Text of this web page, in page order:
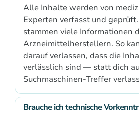
Alle Inhalte werden von
Experten verfasst und
stammen viele Informationen
Arzneimittelherstellern. So
darauf verlassen, dass die
verlässlich sind — statt dich
Suchmaschinen-Treffer
Brauche ich technische